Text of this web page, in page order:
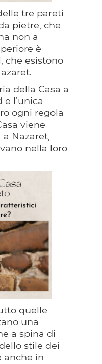
tre pareti
pietre, che
non a
è
che esistono
della Casa a
l’unica
ogni regola
viene
Nazaret,
nella loro
quelle
una
a spina di
stile dei
anche in